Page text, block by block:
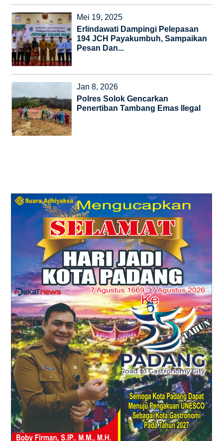
Mei 19, 2025
Erlindawati Dampingi Pelepasan
194 JCH Payakumbuh, Sampaikan
Pesan Dan...
Jan 8, 2026
Polres Solok Gencarkan
Penertiban Tambang Emas Ilegal